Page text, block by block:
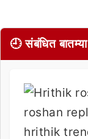
🕘 संबंधित बातम्या